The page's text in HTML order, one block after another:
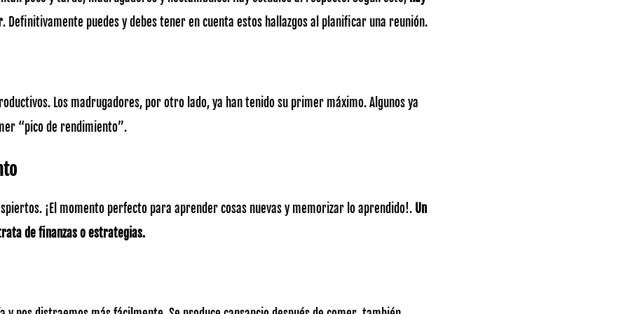
. Definitivamente puedes y debes tener en cuenta estos hallazgos al planificar una reunión.
Los madrugadores, por otro lado, ya han tenido su primer máximo. Algunos ya
“pico de rendimiento”.
¡El momento perfecto para aprender cosas nuevas y memorizar lo aprendido!. Un
de finanzas o estrategias.